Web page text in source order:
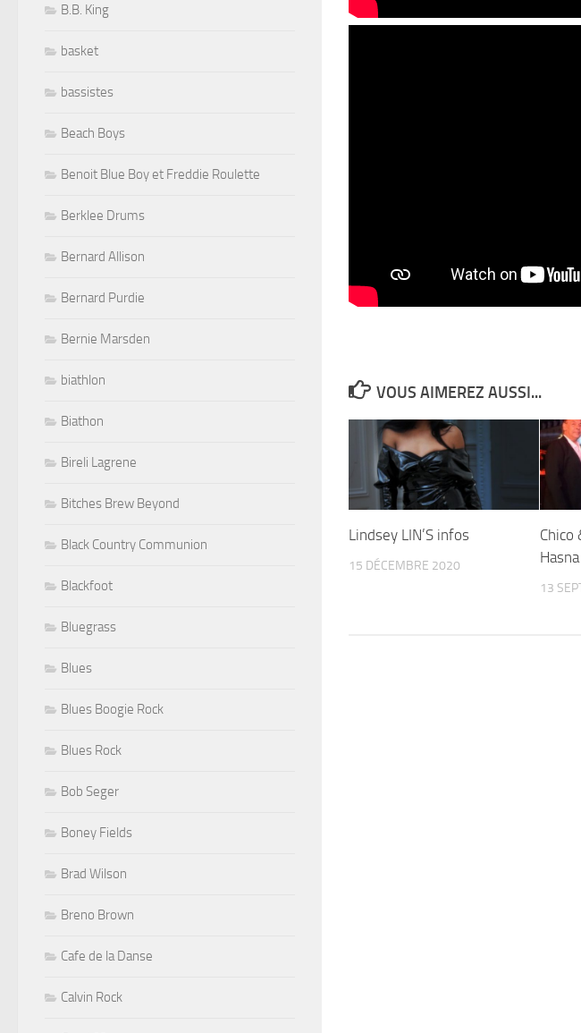
VOUS AIMEREZ AUSSI...
Lindsey LIN’S infos
15 DÉCEMBRE 2020
Chico
13
B.B. King
basket
bassistes
Beach Boys
Benoit Blue Boy et Freddie Roulette
Berklee Drums
Bernard Allison
Bernard Purdie
Bernie Marsden
biathlon
Biathon
Bireli Lagrene
Bitches Brew Beyond
Black Country Communion
Blackfoot
Bluegrass
Blues
Blues Boogie Rock
Blues Rock
Bob Seger
Boney Fields
Brad Wilson
Breno Brown
Cafe de la Danse
Calvin Rock